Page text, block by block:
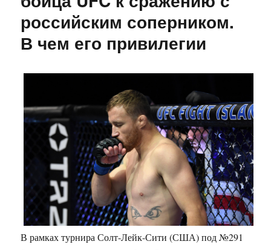
российским соперником.
В чем его привилегии
В рамках турнира Солт-Лейк-Сити (США) под №291